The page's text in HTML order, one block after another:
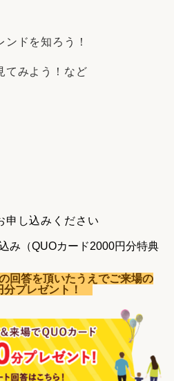
ンドを知ろう！
てみよう！など
申し込みください
み（QUOカード2000円分特典
回答を頂いたうえでご来場の
プレゼント！